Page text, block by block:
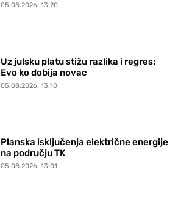
05.08.2026. 13:20
Uz julsku platu stižu razlika i regres:
Evo ko dobija novac
05.08.2026. 13:10
Planska isključenja električne energije
na području TK
05.08.2026. 13:01